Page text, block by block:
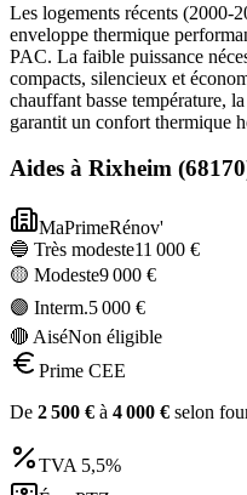
Les logements récents (2000-
enveloppe thermique
PAC. La faible puissance
compacts, silencieux et
chauffant basse température,
garantit un confort thermique
Aides à Rixheim (68170
MaPrimeRénov'
🔵 Très modeste11 000 €
🟡 Modeste9 000 €
🟣 Interm.5 000 €
🔴 AiséNon éligible
Prime CEE
De 2 500 € à 4 000 € selon
TVA 5,5%